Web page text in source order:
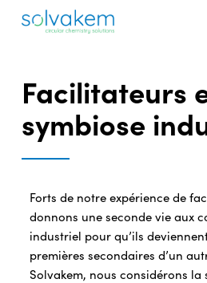
Facilitateurs
symbiose
Forts de notre expérience de
donnons une seconde vie aux
industriel pour qu’ils
premières secondaires d’un
Solvakem, nous considérons